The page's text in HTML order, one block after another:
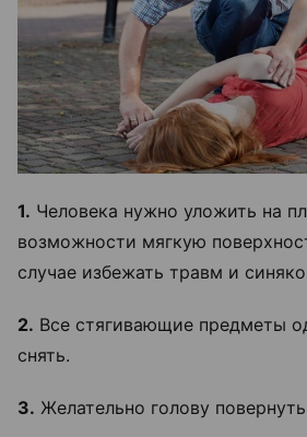
1. Человека нужно уложить на
возможности мягкую
случае избежать травм и
2. Все стягивающие предметы
снять.
3. Желательно голову